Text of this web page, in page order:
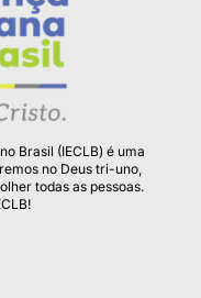
Brasil (IECLB) é uma
no Deus tri-uno,
todas as pessoas.